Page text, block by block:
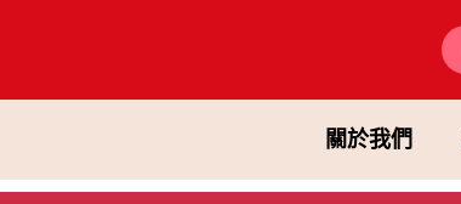
關於我們